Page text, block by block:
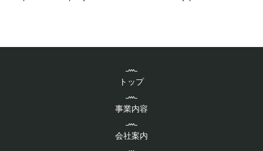
トップ
事業内容
会社案内